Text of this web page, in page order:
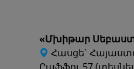
«Մխիթար
Հասցե`